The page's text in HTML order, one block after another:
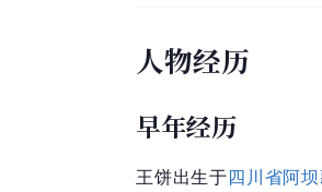
人物经历
早年经历
王饼出生于四川省阿